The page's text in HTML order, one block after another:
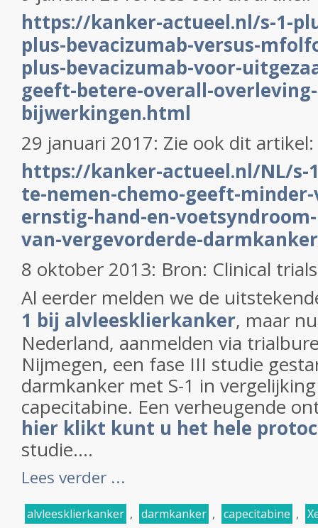
https://kanker-actueel.nl/s-1-
plus-bevacizumab-versus-
plus-bevacizumab-voor-
geeft-betere-overall-
bijwerkingen.html
29 januari 2017: Zie ook dit artikel:
https://kanker-actueel.nl/NL/s-
te-nemen-chemo-geeft-
ernstig-hand-en-
van-vergevorderde-
8 oktober 2013: Bron: Clinical trials
Al eerder melden we de
1 bij alvleesklierkanker, maar
Nederland, aanmelden via
Nijmegen, een fase III studie
darmkanker met S-1 in
capecitabine. Een verheugende
hier klikt kunt u het hele
studie....
Lees verder ...
alvleesklierkanker , darmkanker , capecitabine ,